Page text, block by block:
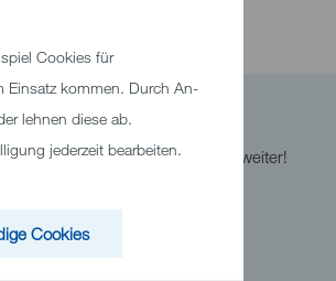
Cookies für
Einsatz kommen. Durch An-
lehnen diese ab.
jederzeit bearbeiten.
Cookies
Kontakt
Wir helfen Ihnen gerne weiter!